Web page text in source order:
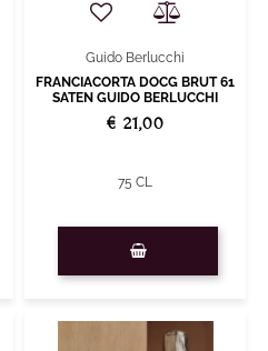
Guido Berlucchi
FRANCIACORTA DOCG BRUT 61
SATEN GUIDO BERLUCCHI
€ 21,00
75 CL